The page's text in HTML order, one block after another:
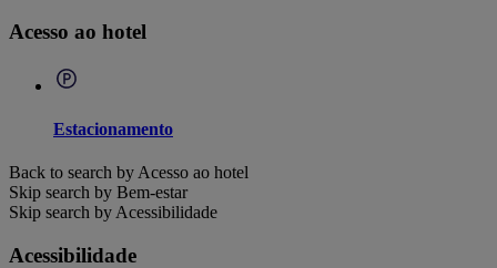
Acesso ao hotel
Estacionamento
Back to search by Acesso ao hotel
Skip search by Bem-estar
Skip search by Acessibilidade
Acessibilidade